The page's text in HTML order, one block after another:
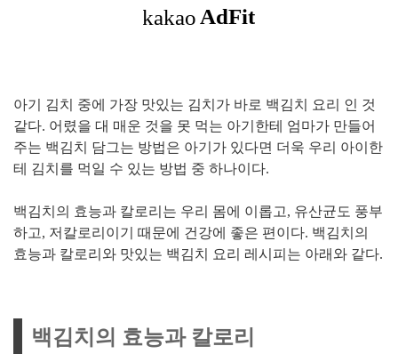
아기 김치 중에 가장 맛있는 김치가 바로 백김치 요리 인 것
같다. 어렸을 대 매운 것을 못 먹는 아기한테 엄마가 만들어
주는 백김치 담그는 방법은 아기가 있다면 더욱 우리 아이한
테 김치를 먹일 수 있는 방법 중 하나이다.
백김치의 효능과 칼로리는 우리 몸에 이롭고, 유산균도 풍부
하고, 저칼로리이기 때문에 건강에 좋은 편이다. 백김치의
효능과 칼로리와 맛있는 백김치 요리 레시피는 아래와 같다.
백김치의 효능과 칼로리